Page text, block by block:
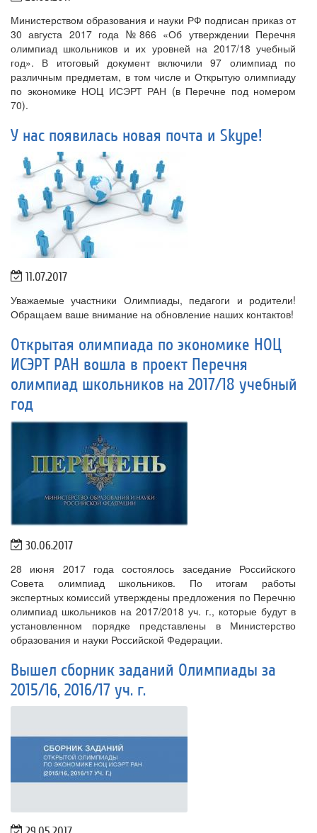
Министерством образования и науки РФ подписан приказ от
30 августа 2017 года №866 «Об утверждении Перечня
олимпиад школьников и их уровней на 2017/18 учебный
год». В итоговый документ включили 97 олимпиад по
различным предметам, в том числе и Открытую олимпиаду
по экономике НОЦ ИСЭРТ РАН (в Перечне под номером
70).
У нас появилась новая почта и Skype!
11.07.2017
Уважаемые участники Олимпиады, педагоги и родители!
Обращаем ваше внимание на обновление наших контактов!
Открытая олимпиада по экономике НОЦ
ИСЭРТ РАН вошла в проект Перечня
олимпиад школьников на 2017/18 учебный
год
30.06.2017
28 июня 2017 года состоялось заседание Российского
Совета олимпиад школьников. По итогам работы
экспертных комиссий утверждены предложения по Перечню
олимпиад школьников на 2017/2018 уч. г., которые будут в
установленном порядке представлены в Министерство
образования и науки Российской Федерации.
Вышел сборник заданий Олимпиады за
2015/16, 2016/17 уч. г.